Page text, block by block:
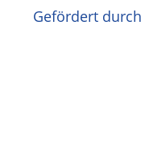
Gefördert durch